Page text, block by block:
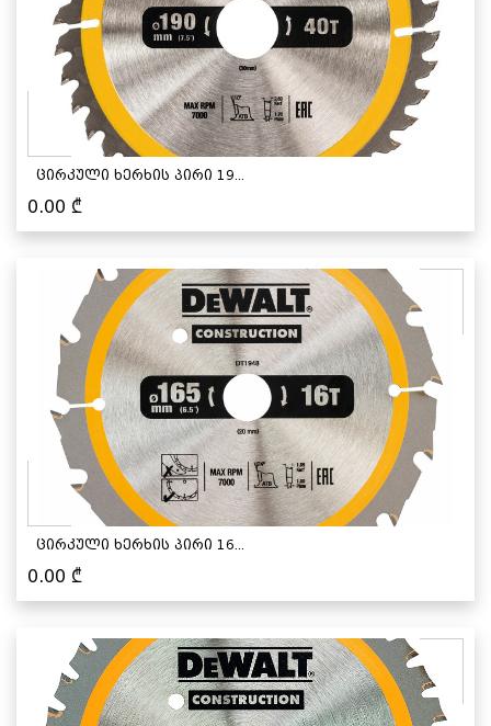
ცირკული ხერხის პირი 19...
0.00 ₾
ცირკული ხერხის პირი 16...
0.00 ₾